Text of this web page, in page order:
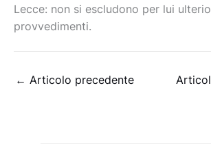
Lecce: non si escludono per lui
provvedimenti.
← Articolo precedente